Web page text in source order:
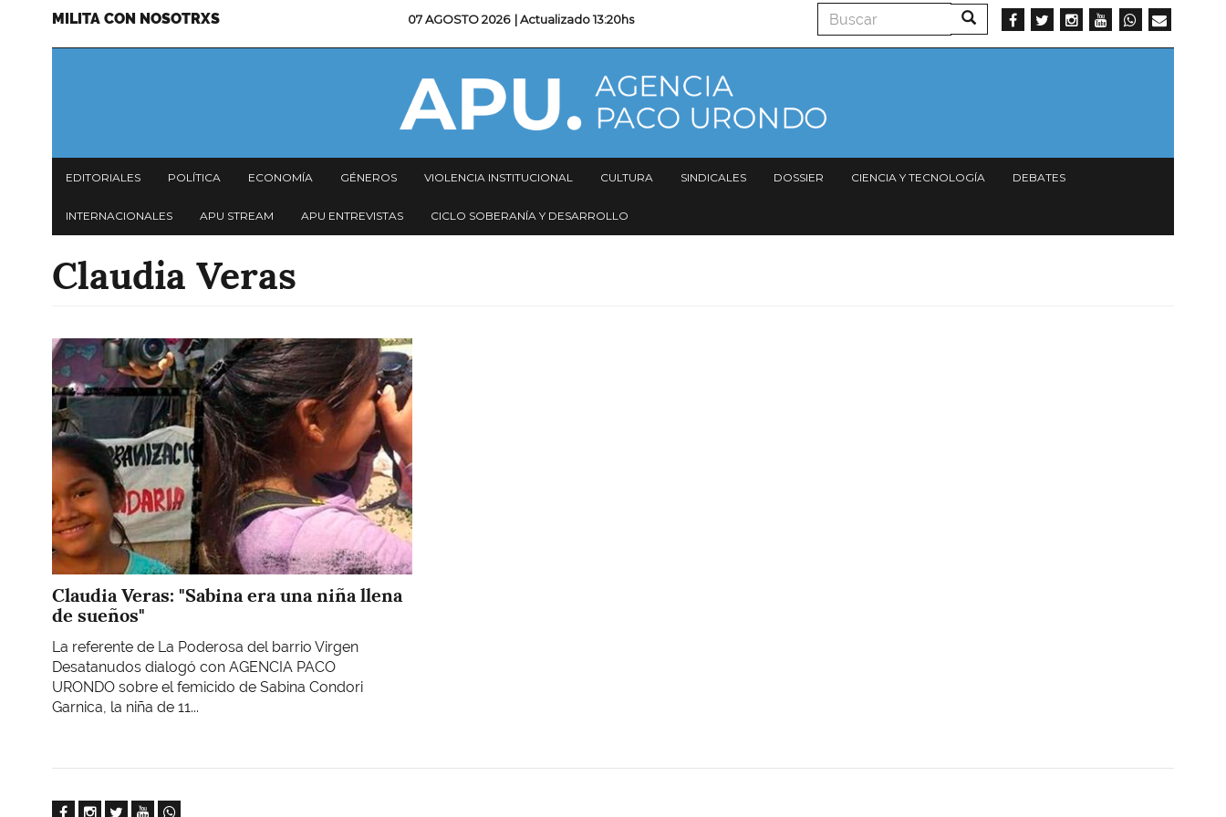
Menu
MILITA CON NOSOTRXS 07 AGOSTO 2026 | Actualizado13:20hs Buscar Buscar
Navegación
principal
EDITORIALES POLÍTICA ECONOMÍA GÉNEROS VIOLENCIA INSTITUCIONAL CULTURA SINDICALES DOSSIER CIENCIA Y TECNOLOGÍA DEBATES
INTERNACIONALES APU STREAM APU ENTREVISTAS CICLO SOBERANÍA Y DESARROLLO
Claudia Veras
Imagen
Claudia Veras: "Sabina era una niña llena
de sueños"
La referente de La Poderosa del barrio Virgen
Desatanudos dialogó con AGENCIA PACO
URONDO sobre el femicido de Sabina Condori
Garnica, la niña de 11...